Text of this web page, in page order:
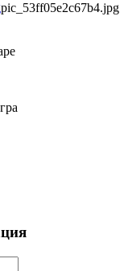
pic_53ff05e2c67b4.jpg